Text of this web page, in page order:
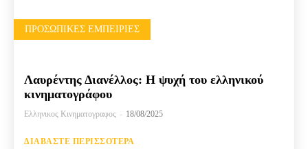
ΠΡΟΣΩΠΙΚΈΣ ΕΜΠΕΙΡΊΕΣ
Λαυρέντης Διανέλλος: Η ψυχή του ελληνικού
κινηματογράφου
Ελληνικος Κινηματογραφος - 18/08/2025
ΔΙΑΒΆΣΤΕ ΠΕΡΙΣΣΌΤΕΡΑ